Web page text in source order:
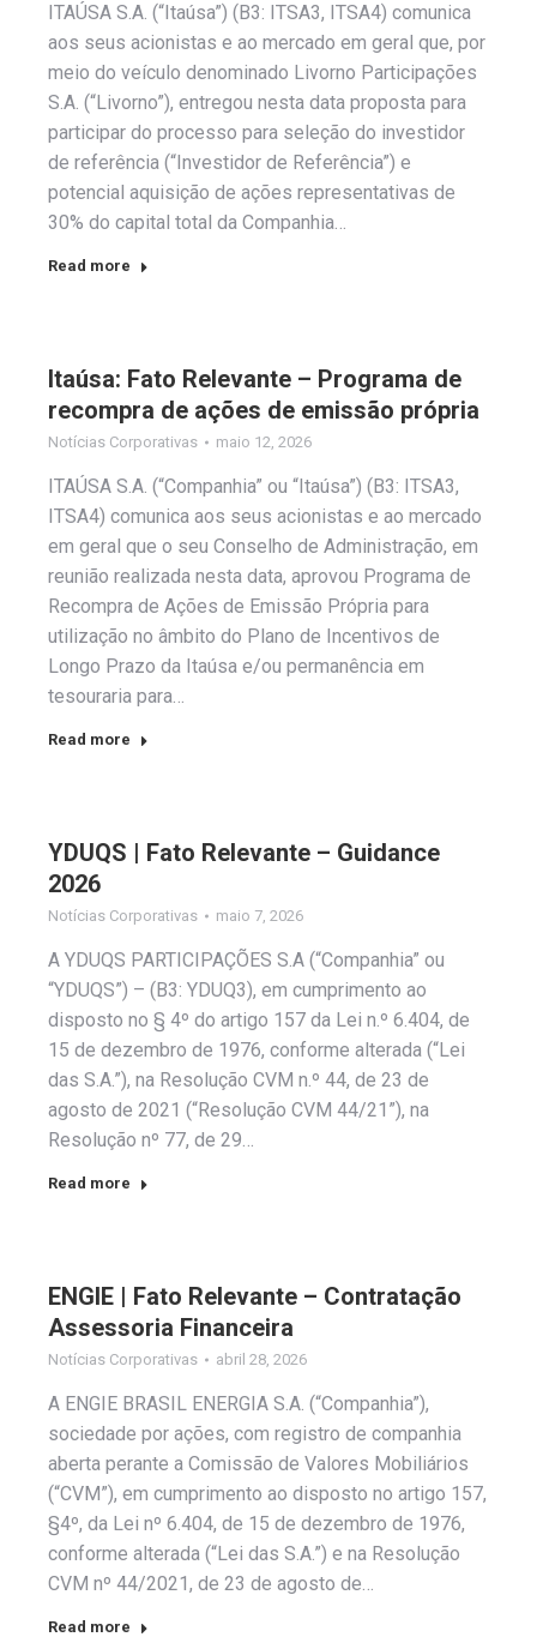
ITAÚSA S.A. (“Itaúsa”) (B3: ITSA3, ITSA4) comunica
aos seus acionistas e ao mercado em geral que, por
meio do veículo denominado Livorno Participações
S.A. (“Livorno”), entregou nesta data proposta para
participar do processo para seleção do investidor
de referência (“Investidor de Referência”) e
potencial aquisição de ações representativas de
30% do capital total da Companhia…
Read more
Itaúsa: Fato Relevante – Programa de
recompra de ações de emissão própria
Notícias Corporativas maio 12, 2026
ITAÚSA S.A. (“Companhia” ou “Itaúsa”) (B3: ITSA3,
ITSA4) comunica aos seus acionistas e ao mercado
em geral que o seu Conselho de Administração, em
reunião realizada nesta data, aprovou Programa de
Recompra de Ações de Emissão Própria para
utilização no âmbito do Plano de Incentivos de
Longo Prazo da Itaúsa e/ou permanência em
tesouraria para…
Read more
YDUQS | Fato Relevante – Guidance
2026
Notícias Corporativas maio 7, 2026
A YDUQS PARTICIPAÇÕES S.A (“Companhia” ou
“YDUQS”) – (B3: YDUQ3), em cumprimento ao
disposto no § 4º do artigo 157 da Lei n.º 6.404, de
15 de dezembro de 1976, conforme alterada (“Lei
das S.A.”), na Resolução CVM n.º 44, de 23 de
agosto de 2021 (“Resolução CVM 44/21”), na
Resolução nº 77, de 29…
Read more
ENGIE | Fato Relevante – Contratação
Assessoria Financeira
Notícias Corporativas abril 28, 2026
A ENGIE BRASIL ENERGIA S.A. (“Companhia”),
sociedade por ações, com registro de companhia
aberta perante a Comissão de Valores Mobiliários
(“CVM”), em cumprimento ao disposto no artigo 157,
§4º, da Lei nº 6.404, de 15 de dezembro de 1976,
conforme alterada (“Lei das S.A.”) e na Resolução
CVM nº 44/2021, de 23 de agosto de…
Read more